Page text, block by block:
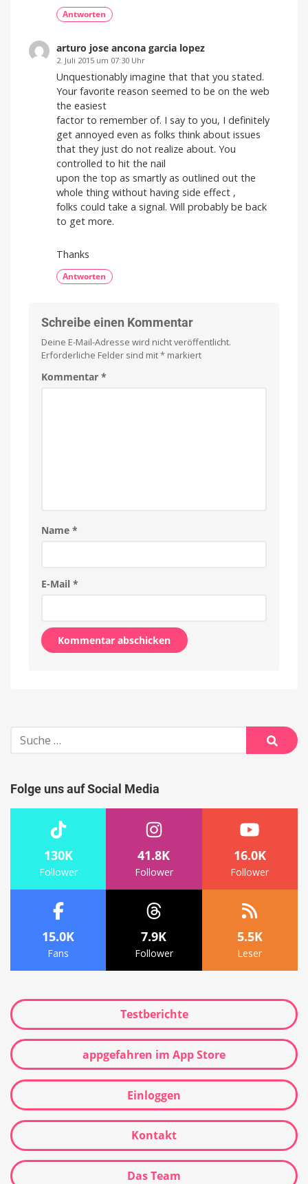
Antworten
arturo jose ancona garcia lopez
2. Juli 2015 um 07:30 Uhr
Unquestionably imagine that that you stated.
Your favorite reason seemed to be on the web
the easiest
factor to remember of. I say to you, I definitely
get annoyed even as folks think about issues
that they just do not realize about. You
controlled to hit the nail
upon the top as smartly as outlined out the
whole thing without having side effect ,
folks could take a signal. Will probably be back
to get more.
Thanks
Antworten
Schreibe einen Kommentar
Deine E-Mail-Adresse wird nicht veröffentlicht.
Erforderliche Felder sind mit* markiert
Kommentar *
Name *
E-Mail *
Suche
nach:
Suche
Folge uns auf Social Media
130K
Follower
41.8K
Follower
16.0K
Follower
15.0K
Fans
7.9K
Follower
5.5K
Leser
Testberichte
appgefahren im App Store
Einloggen
Kontakt
Das Team